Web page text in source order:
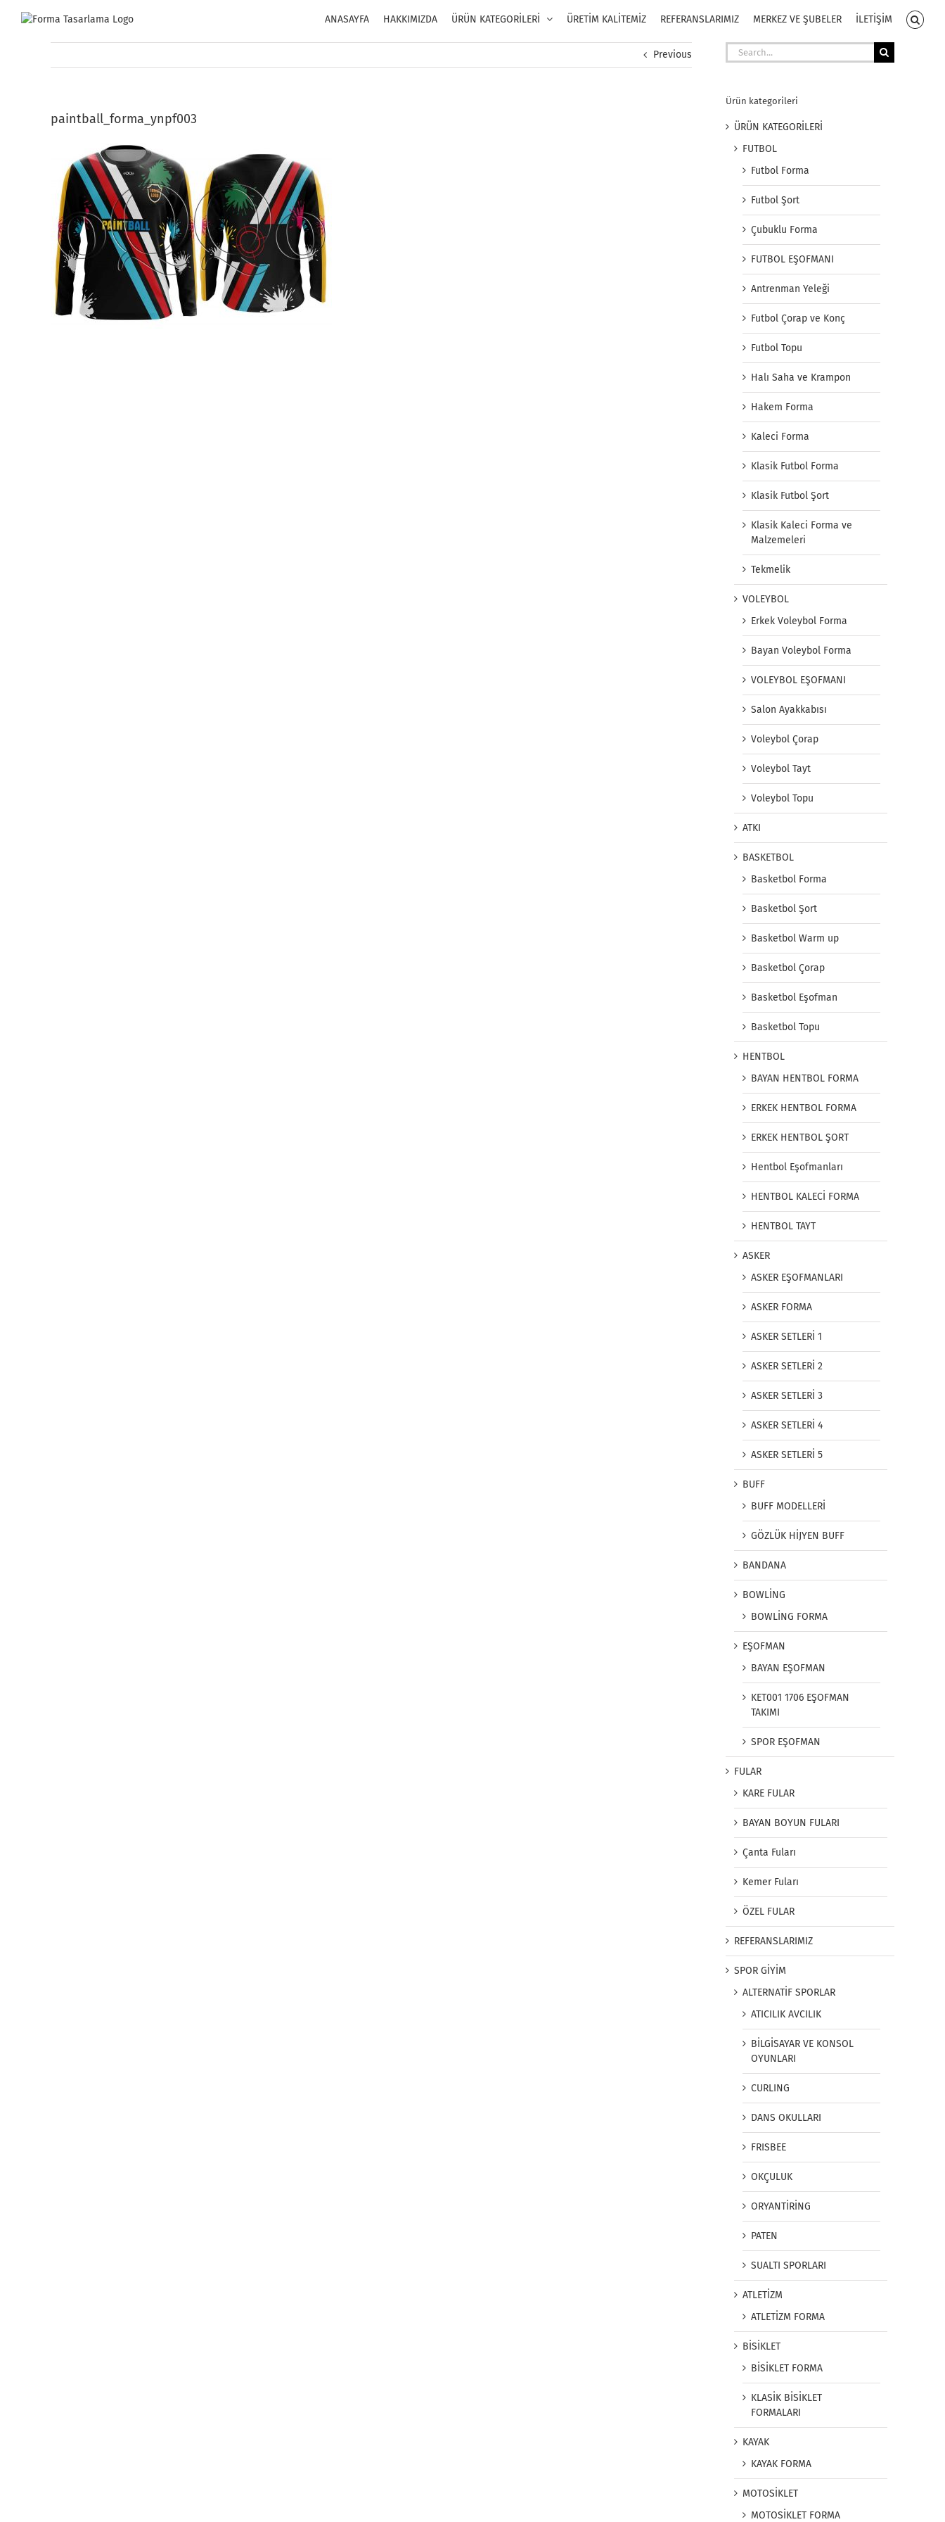
ANASAYFA HAKKIMIZDA ÜRÜN KATEGORİLERİ ÜRETİM KALİTEMİZ REFERANSLARIMIZ MERKEZ VE ŞUBELER İLETİŞİM
Previous
paintball_forma_ynpf003
Search
for:
Ürün kategorileri
ÜRÜN KATEGORİLERİ
FUTBOL
Futbol Forma
Futbol Şort
Çubuklu Forma
FUTBOL EŞOFMANI
Antrenman Yeleği
Futbol Çorap ve Konç
Futbol Topu
Halı Saha ve Krampon
Hakem Forma
Kaleci Forma
Klasik Futbol Forma
Klasik Futbol Şort
Klasik Kaleci Forma ve
Malzemeleri
Tekmelik
VOLEYBOL
Erkek Voleybol Forma
Bayan Voleybol Forma
VOLEYBOL EŞOFMANI
Salon Ayakkabısı
Voleybol Çorap
Voleybol Tayt
Voleybol Topu
ATKI
BASKETBOL
Basketbol Forma
Basketbol Şort
Basketbol Warm up
Basketbol Çorap
Basketbol Eşofman
Basketbol Topu
HENTBOL
BAYAN HENTBOL FORMA
ERKEK HENTBOL FORMA
ERKEK HENTBOL ŞORT
Hentbol Eşofmanları
HENTBOL KALECİ FORMA
HENTBOL TAYT
ASKER
ASKER EŞOFMANLARI
ASKER FORMA
ASKER SETLERİ 1
ASKER SETLERİ 2
ASKER SETLERİ 3
ASKER SETLERİ 4
ASKER SETLERİ 5
BUFF
BUFF MODELLERİ
GÖZLÜK HİJYEN BUFF
BANDANA
BOWLİNG
BOWLİNG FORMA
EŞOFMAN
BAYAN EŞOFMAN
KET001 1706 EŞOFMAN
TAKIMI
SPOR EŞOFMAN
FULAR
KARE FULAR
BAYAN BOYUN FULARI
Çanta Fuları
Kemer Fuları
ÖZEL FULAR
REFERANSLARIMIZ
SPOR GİYİM
ALTERNATİF SPORLAR
ATICILIK AVCILIK
BİLGİSAYAR VE KONSOL
OYUNLARI
CURLING
DANS OKULLARI
FRISBEE
OKÇULUK
ORYANTİRİNG
PATEN
SUALTI SPORLARI
ATLETİZM
ATLETİZM FORMA
BİSİKLET
BİSİKLET FORMA
KLASİK BİSİKLET
FORMALARI
KAYAK
KAYAK FORMA
MOTOSİKLET
MOTOSİKLET FORMA